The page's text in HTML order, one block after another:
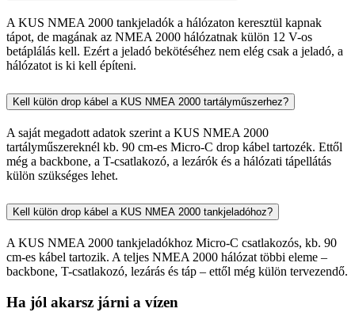
A KUS NMEA 2000 tankjeladók a hálózaton keresztül kapnak
tápot, de magának az NMEA 2000 hálózatnak külön 12 V-os
betáplálás kell. Ezért a jeladó bekötéséhez nem elég csak a jeladó, a
hálózatot is ki kell építeni.
Kell külön drop kábel a KUS NMEA 2000 tartályműszerhez?
A saját megadott adatok szerint a KUS NMEA 2000
tartályműszereknél kb. 90 cm-es Micro-C drop kábel tartozék. Ettől
még a backbone, a T-csatlakozó, a lezárók és a hálózati tápellátás
külön szükséges lehet.
Kell külön drop kábel a KUS NMEA 2000 tankjeladóhoz?
A KUS NMEA 2000 tankjeladókhoz Micro-C csatlakozós, kb. 90
cm-es kábel tartozik. A teljes NMEA 2000 hálózat többi eleme –
backbone, T-csatlakozó, lezárás és táp – ettől még külön tervezendő.
Ha jól akarsz járni a vízen